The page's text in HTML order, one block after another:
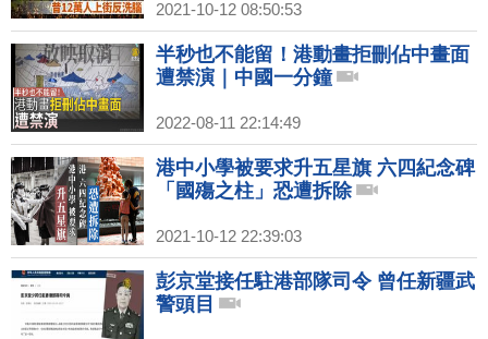
2021-10-12 08:50:53
半秒也不能留！港動畫拒刪佔中畫面
遭禁演｜中國一分鐘
2022-08-11 22:14:49
港中小學被要求升五星旗 六四紀念碑
「國殤之柱」恐遭拆除
2021-10-12 22:39:03
彭京堂接任駐港部隊司令 曾任新疆武
警頭目